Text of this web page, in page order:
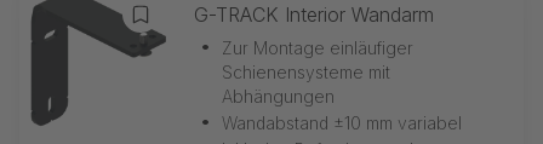
Zur Merkliste hinzufügen
G-TRACK Interior Wandarm
•
Zur Montage einläufiger
Schienensysteme mit
Abhängungen
• Wandabstand ±10 mm variabel